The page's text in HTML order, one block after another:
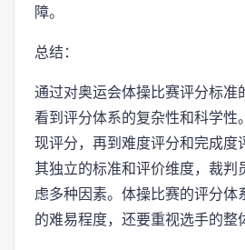
障。
总结：
通过对奥运会体操比赛评分标准
看到评分体系的复杂性和科学性
现评分，再到难度评分和完成度
其独立的标准和评价维度，裁判
虑多种因素。体操比赛的评分体
的难易程度，还要重视选手的整